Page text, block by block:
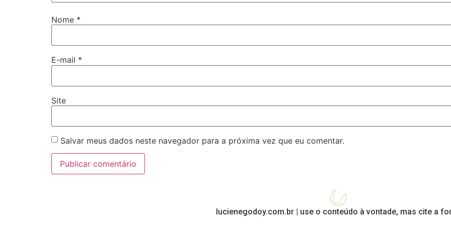
Nome *
E-mail *
Site
Salvar meus dados neste navegador para a próxima vez que eu comentar.
lucienegodoy.com.br | use o conteúdo à vontade, mas cite a